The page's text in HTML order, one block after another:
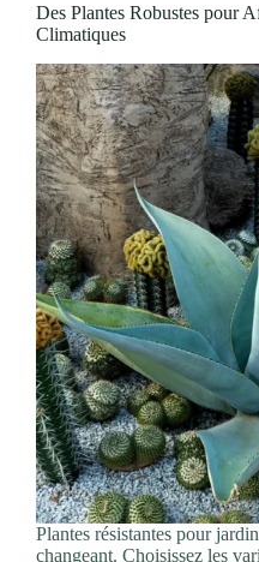
Des Plantes Robustes pour
Climatiques
Plantes résistantes pour
changeant. Choisissez les